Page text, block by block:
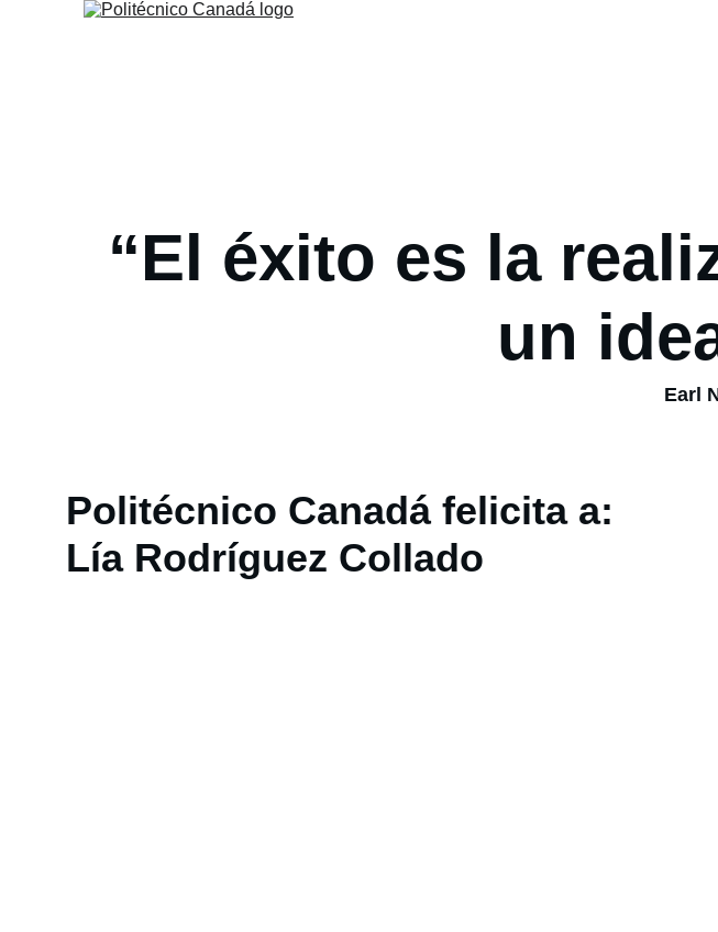
“El éxito es la
un
Earl
Politécnico Canadá felicita a:
Lía Rodríguez Collado